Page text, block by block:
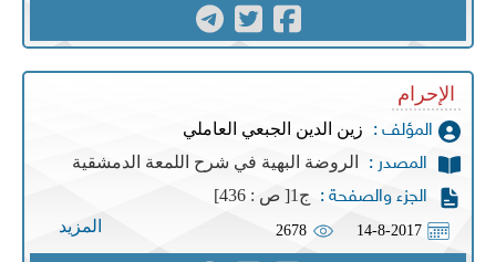
الإحرام
المؤلف : زين الدين الجبعي العاملي
المصدر : الروضة البهية في شرح اللمعة الدمشقية
الجزء والصفحة : ج1[ ص : 436]
14-8-2017
2678 المزيد